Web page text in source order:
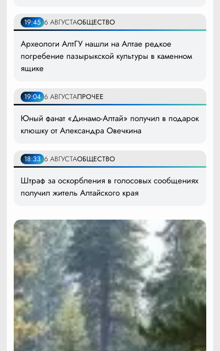
19:45 6 АВГУСТАОБЩЕСТВО
Археологи АлтГУ нашли на Алтае редкое
погребение пазырыкской культуры в каменном
ящике
19:04 6 АВГУСТАПРОЧЕЕ
Юный фанат «Динамо-Алтай» получил в подарок
клюшку от Александра Овечкина
18:33 6 АВГУСТАОБЩЕСТВО
Штраф за оскорбления в голосовых сообщениях
получил житель Алтайского края